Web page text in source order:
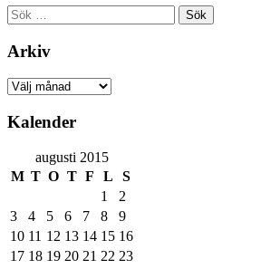
Sök
efter:
Arkiv
Arkiv
Kalender
augusti 2015
M T O T F L
S
1
2
3
4 5 6 7 8
9
10 11 12 13 14 15 16
17 18 19 20 21 22 23